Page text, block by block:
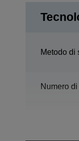
Metodo di
Numero di